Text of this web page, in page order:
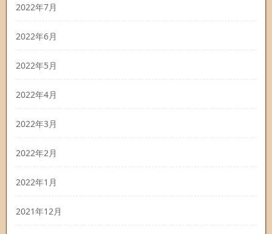
2022年7月
2022年6月
2022年5月
2022年4月
2022年3月
2022年2月
2022年1月
2021年12月